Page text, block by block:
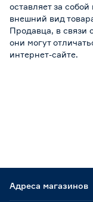
оставляет за
внешний вид
Продавца, в связи
они могут
интернет-сайте.
Адреса магазинов